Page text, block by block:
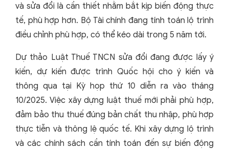
và sửa đổi là cần thiết nhằm bắt kịp biến động thực
tế, phù hợp hơn. Bộ Tài chính đang tính toán lộ trình
điều chỉnh phù hợp, có thể kéo dài trong 5 năm tới.
Dự thảo Luật Thuế TNCN sửa đổi đang được lấy ý
kiến, dự kiến được trình Quốc hội cho ý kiến và
thông qua tại Kỳ họp thứ 10 diễn ra vào tháng
10/2025. Việc xây dựng luật thuế mới phải phù hợp,
đảm bảo thu thuế đúng bản chất thu nhập, phù hợp
thực tiễn và thông lệ quốc tế. Khi xây dựng lộ trình
và các chính sách cần tính toán đến sự biến động